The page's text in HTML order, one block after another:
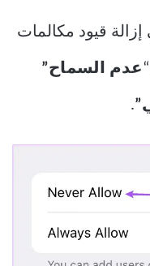
قيود مكالمات
عدم السماح”
.